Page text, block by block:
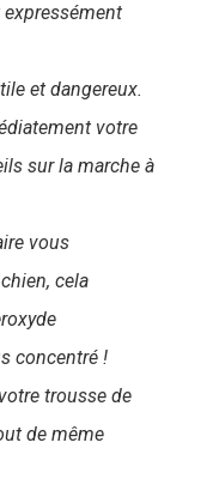
et dangereux.
votre
sur la marche à
vous
cela
concentré !
trousse de
de même